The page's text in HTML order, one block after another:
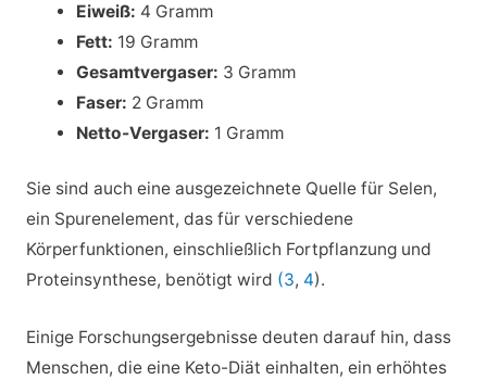
Eiweiß: 4 Gramm
Fett: 19 Gramm
Gesamtvergaser: 3 Gramm
Faser: 2 Gramm
Netto-Vergaser: 1 Gramm
Sie sind auch eine ausgezeichnete Quelle für Selen,
ein Spurenelement, das für verschiedene
Körperfunktionen, einschließlich Fortpflanzung und
Proteinsynthese, benötigt wird (3, 4).
Einige Forschungsergebnisse deuten darauf hin, dass
Menschen, die eine Keto-Diät einhalten, ein erhöhtes